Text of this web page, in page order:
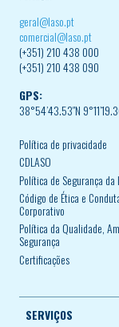
geral@laso.pt
comercial@laso.pt
(+351) 210 438 000
(+351) 210 438 090
GPS:
38°54’43.53″N
Política de privacidade
CDLASO
Política de Segurança da
Código de Ética e
Corporativo
Política da Qualidade,
Segurança
Certificações
SERVIÇOS